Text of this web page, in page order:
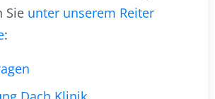
Sie unter unserem Reiter
: